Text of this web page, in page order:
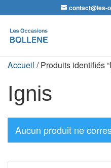
contact@les-
de
produits
Accueil / Produits identifiés
Ignis
Aucun produit ne